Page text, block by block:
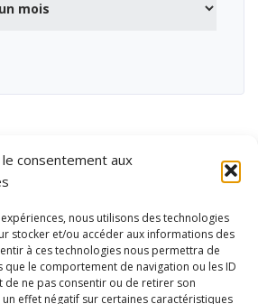
consentement aux
nous utilisons des technologies
stocker et/ou accéder aux informations des
à ces technologies nous permettra de
le comportement de navigation ou les ID
de ne pas consentir ou de retirer son
effet négatif sur certaines caractéristiques